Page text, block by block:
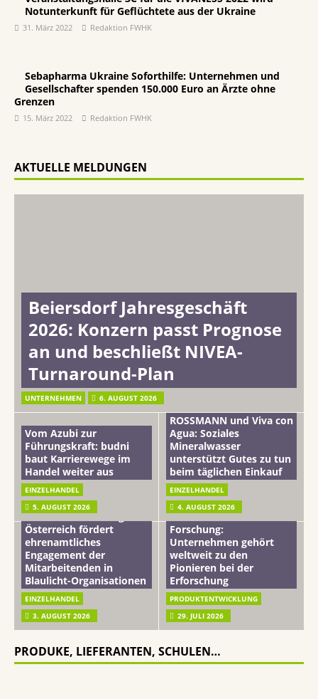
Notunterkunft für Geflüchtete aus der Ukraine
31. März 2022 Redaktion FWHK
Sebapharma Ukraine Soforthilfe: Unternehmen und
Gesellschafter spenden 150.000 Euro an Ärzte ohne
Grenzen
15. März 2022 Redaktion FWHK
AKTUELLE MELDUNGEN
Beiersdorf Jahresgeschäft
2026: Konzern passt Prognose
an und beschließt NIVEA-
Turnaround-Plan
UNTERNEHMEN 6. AUGUST 2026
Vom Azubi zur
Führungskraft: budni
baut Karrierewege im
Handel weiter aus
EINZELHANDEL
5. AUGUST 2026
ROSSMANN und Viva con
Agua: Soziales
Mineralwasser
unterstützt Gutes zu tun
beim täglichen Einkauf
EINZELHANDEL
4. AUGUST 2026
mehr vom leben tag: dm
Österreich fördert
ehrenamtliches
Engagement der
Mitarbeitenden in
Blaulicht-Organisationen
EINZELHANDEL
3. AUGUST 2026
Beiersdorf
Hautmikrobiom-
Forschung:
Unternehmen gehört
weltweit zu den
Pionieren bei der
Erforschung
PRODUKTENTWICKLUNG
29. JULI 2026
PRODUKE, LIEFERANTEN, SCHULEN…